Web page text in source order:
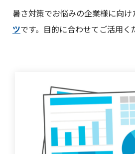
暑さ対策でお悩みの企業様に向け
ツです。目的に合わせてご活用く